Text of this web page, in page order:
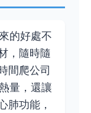
的好處不
，隨時隨
間爬公司
量，還讓
肺功能，